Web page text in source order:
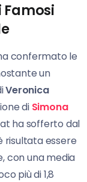
Famosi
confermato le
un
Veronica
di Simona
ha sofferto dal
risultata essere
con una media
più di 1,8